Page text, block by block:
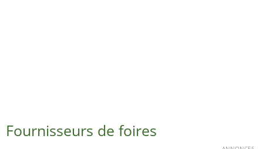
Fournisseurs de foires